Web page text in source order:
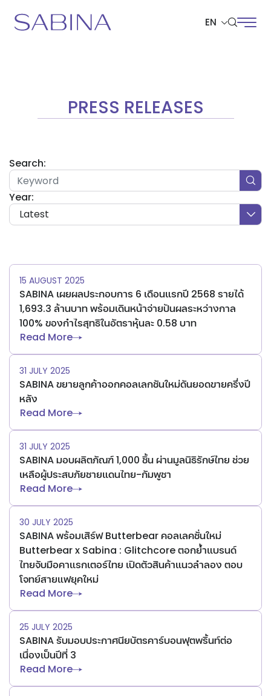
EN
PRESS RELEASES
Search:
Year:
Latest
15 AUGUST 2025
SABINA เผยผลประกอบการ 6 เดือนแรกปี 2568 รายได้
1,693.3 ล้านบาท พร้อมเดินหน้าจ่ายปันผลระหว่างกาล
100% ของกำไรสุทธิในอัตราหุ้นละ 0.58 บาท
Read More
31 JULY 2025
SABINA ขยายลูกค้าออกคอลเลกชันใหม่ดันยอดขายครึ่งปี
หลัง
Read More
31 JULY 2025
SABINA มอบผลิตภัณฑ์ 1,000 ชิ้น ผ่านมูลนิธิรักษ์ไทย ช่วย
เหลือผู้ประสบภัยชายแดนไทย-กัมพูชา
Read More
30 JULY 2025
SABINA พร้อมเสิร์ฟ Butterbear คอลเลคชั่นใหม่
Butterbear x Sabina : Glitchcore ตอกย้ำแบรนด์
ไทยจับมือคาแรกเตอร์ไทย เปิดตัวสินค้าแนวลำลอง ตอบ
โจทย์สายแฟยุคใหม่
Read More
25 JULY 2025
SABINA รับมอบประกาศนียบัตรคาร์บอนฟุตพริ้นท์ต่อ
เนื่องเป็นปีที่ 3
Read More